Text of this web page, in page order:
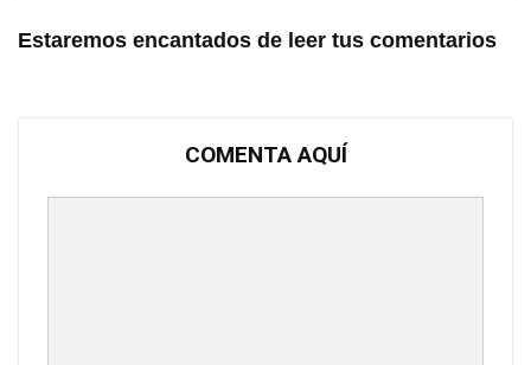
Estaremos encantados de leer tus comentarios
COMENTA AQUÍ